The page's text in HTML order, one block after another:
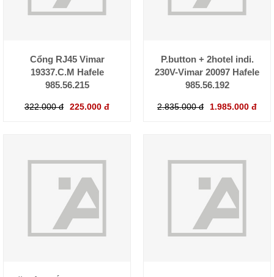
Cổng RJ45 Vimar
19337.C.M Hafele
985.56.215
322.000 đ 225.000 đ
P.button + 2hotel indi.
230V-Vimar 20097 Hafele
985.56.192
2.835.000 đ 1.985.000 đ